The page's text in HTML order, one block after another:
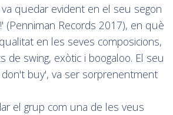
quedar evident en el seu segon
(Penniman Records 2017), en què
en les seves composicions,
de swing, exòtic i boogaloo. El seu
buy', va ser sorprenentment
el grup com una de les veus